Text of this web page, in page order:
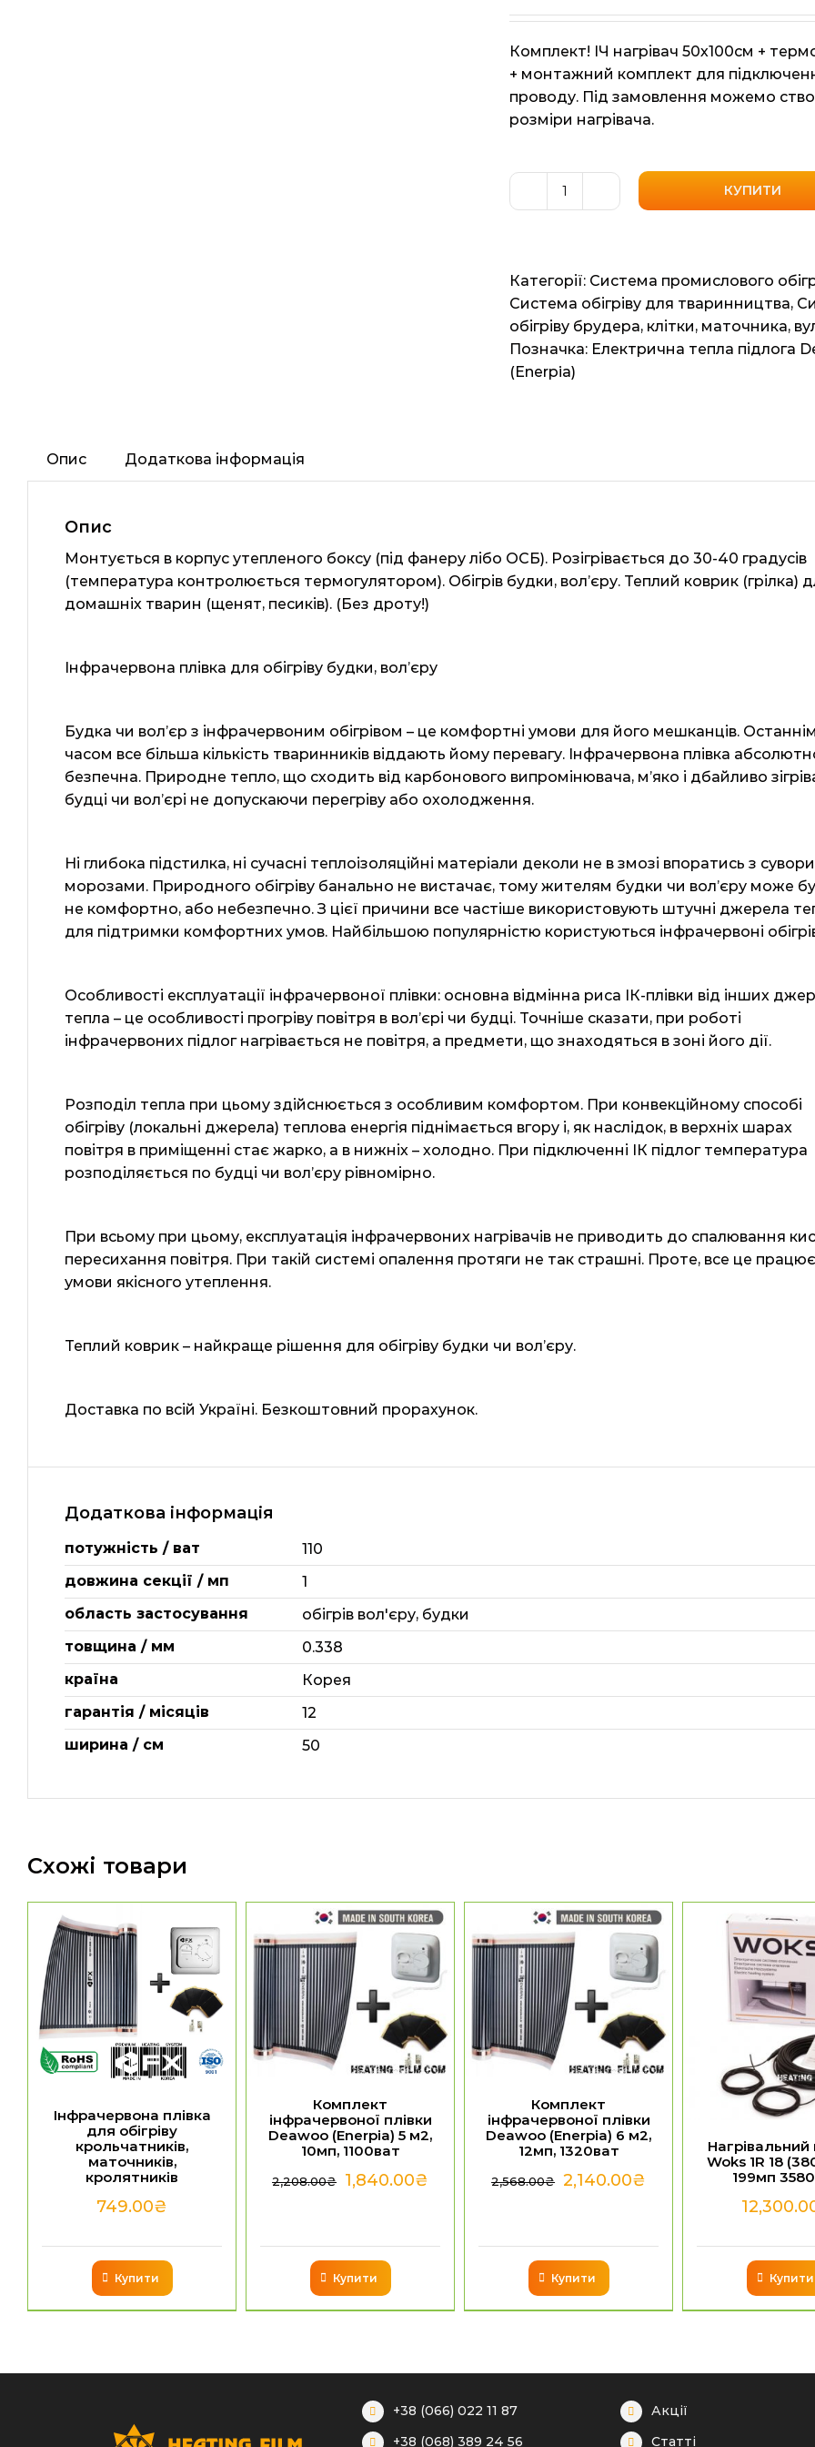
Комплект! ІЧ нагрівач 50х100см +
+ монтажний комплект для
проводу. Під замовлення можемо
розміри нагрівача.
Інфрачервона
будки,
вол'єру,
теплий
кількість
КУПИТИ
Категорії: Система промислового
Система обігріву для тваринництва,
обігріву брудера, клітки, маточника,
Позначка: Електрична тепла підлога
(Enerpia)
Опис Додаткова інформація
Опис
Монтується в корпус утепленого боксу (під фанеру лібо ОСБ). Розігрівається до 30-40 градусів
(температура контролюється термогулятором). Обігрів будки, вол’єру. Теплий коврик (грілка)
домашніх тварин (щенят, песиків). (Без дроту!)
Інфрачервона плівка для обігріву будки, вол’єру
Будка чи вол’єр з інфрачервоним обігрівом – це комфортні умови для його мешканців. Останнім
часом все більша кількість тваринників віддають йому перевагу. Інфрачервона плівка
безпечна. Природне тепло, що сходить від карбонового випромінювача, м’яко і дбайливо
будці чи вол’єрі не допускаючи перегріву або охолодження.
Ні глибока підстилка, ні сучасні теплоізоляційні матеріали деколи не в змозі впоратись з
морозами. Природного обігріву банально не вистачає, тому жителям будки чи вол’єру може
не комфортно, або небезпечно. З цієї причини все частіше використовують штучні джерела
для підтримки комфортних умов. Найбільшою популярністю користуються інфрачервоні
Особливості експлуатації інфрачервоної плівки: основна відмінна риса ІК-плівки від інших
тепла – це особливості прогріву повітря в вол’єрі чи будці. Точніше сказати, при роботі
інфрачервоних підлог нагрівається не повітря, а предмети, що знаходяться в зоні його дії.
Розподіл тепла при цьому здійснюється з особливим комфортом. При конвекційному способі
обігріву (локальні джерела) теплова енергія піднімається вгору і, як наслідок, в верхніх шарах
повітря в приміщенні стає жарко, а в нижніх – холодно. При підключенні ІК підлог температура
розподіляється по будці чи вол’єру рівномірно.
При всьому при цьому, експлуатація інфрачервоних нагрівачів не приводить до спалювання
пересихання повітря. При такій системі опалення протяги не так страшні. Проте, все це
умови якісного утеплення.
Теплий коврик – найкраще рішення для обігріву будки чи вол’єру.
Доставка по всій Україні. Безкоштовний прорахунок.
Додаткова інформація
потужність / ват
110
довжина секції / мп
1
область застосування
обігрів вол'єру, будки
товщина / мм
0.338
країна
Корея
гарантія / місяців
12
ширина / см
50
Схожі товари
Інфрачервона плівка
для обігріву
крольчатників,
маточників,
кролятників
749.00₴
Купити
Комплект
інфрачервоної плівки
Deawoo (Enerpia) 5 м2,
10мп, 1100ват
2,208.00₴ 1,840.00₴
Купити
Комплект
інфрачервоної плівки
Deawoo (Enerpia) 6 м2,
12мп, 1320ват
2,568.00₴ 2,140.00₴
Купити
Нагрівальний
Woks 1R 18
199мп
Купити
+38 (066) 022 11 87
+38 (068) 389 24 56
Акції
Статті